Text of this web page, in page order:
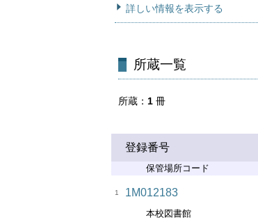
詳しい情報を表示する
所蔵一覧
所蔵 1 冊
登録番号
保管場所コード
1 1M012183
本校図書館